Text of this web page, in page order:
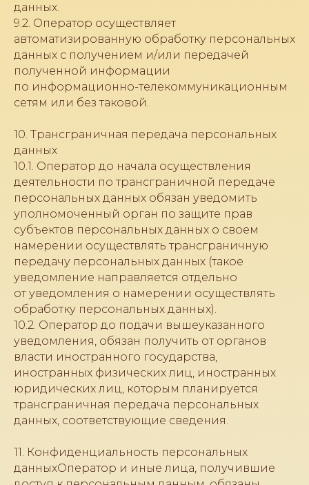
данных.
9.2. Оператор осуществляет
автоматизированную обработку персональных
данных с получением и/или передачей
полученной информации
по информационно-телекоммуникационным
сетям или без таковой.
10. Трансграничная передача персональных
данных
10.1. Оператор до начала осуществления
деятельности по трансграничной передаче
персональных данных обязан уведомить
уполномоченный орган по защите прав
субъектов персональных данных о своем
намерении осуществлять трансграничную
передачу персональных данных (такое
уведомление направляется отдельно
от уведомления о намерении осуществлять
обработку персональных данных).
10.2. Оператор до подачи вышеуказанного
уведомления, обязан получить от органов
власти иностранного государства,
иностранных физических лиц, иностранных
юридических лиц, которым планируется
трансграничная передача персональных
данных, соответствующие сведения.
11. Конфиденциальность персональных
данныхОператор и иные лица, получившие